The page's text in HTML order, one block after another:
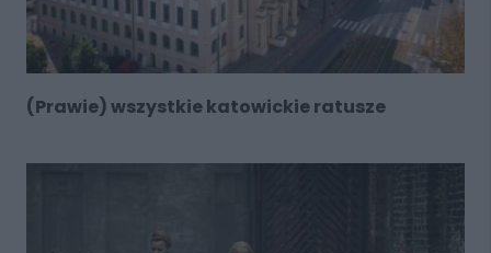
(Prawie) wszystkie katowickie ratusze